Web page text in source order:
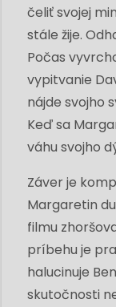
čeliť svojej
stále žije.
Počas
vypitvanie
nájde svojho
Keď sa
váhu svojho
Záver je
Margaretin
filmu
príbehu je
halucinuje
skutočnosti